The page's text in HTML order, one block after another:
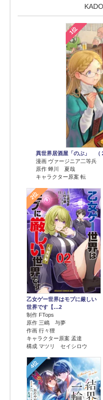
1位
異世界居酒屋「のぶ」 （
漫画 ヴァージニア二等兵
原作 蝉川 夏哉
キャラクター原案 転
2位
乙女ゲー世界はモブに厳しい
世界です【…2
制作 FTops
原作 三嶋 与夢
作画 行々狸
キャラクター原案 孟達
構成 マツリ セイシロウ
4位